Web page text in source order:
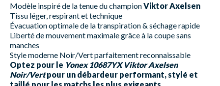
Modèle inspiré de la tenue du championViktor Axelsen
Tissu léger, respirant et technique
Évacuation optimale de la transpiration & séchage rapide
Liberté de mouvement maximale grâce à la coupe sans
manches
Style moderne Noir/Vert parfaitement reconnaissable
Optez pour le Yonex 10687YX Viktor Axelsen
Noir/Vertpour un débardeur performant, stylé et